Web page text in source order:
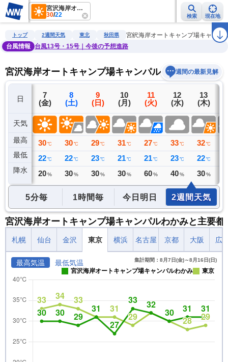
宮沢海岸オートキャンプ場キャンパルわかみ
30/22 検索 現在地
雨雲レーダー 台風情報 地震情報 警報・注意報 2週間天気 ラ
トップ 2週間天気 東北 秋田県
宮沢海岸オートキャンプ場キャンパ
台風情報
台風13号・15号｜今後の予想進路
宮沢海岸オートキャンプ場キャンパルわかみの2週間
週間の最新見解
日
天気
最高
最低
降水
6
(木)
30 ℃
20 ℃
0 ミリ
7
(金)
30 ℃
22 ℃
20 %
8
(土)
30 ℃
22 ℃
30 %
9
(日)
29 ℃
23 ℃
30 %
10
(月)
31 ℃
21 ℃
30 %
11
(火)
27 ℃
21 ℃
60 %
12
(水)
33 ℃
23 ℃
40 %
13
(木)
32 ℃
22 ℃
30 %
5分毎 1時間毎 今日明日 2週間天気
宮沢海岸オートキャンプ場キャンパルわかみと主要都
札幌 仙台 金沢 東京 横浜 名古屋 京都 大阪 広
最高気温 最低気温 集計期間：8月7日(金)～8月16日(日)
宮沢海岸オートキャンプ場キャンパルわかみ 東京